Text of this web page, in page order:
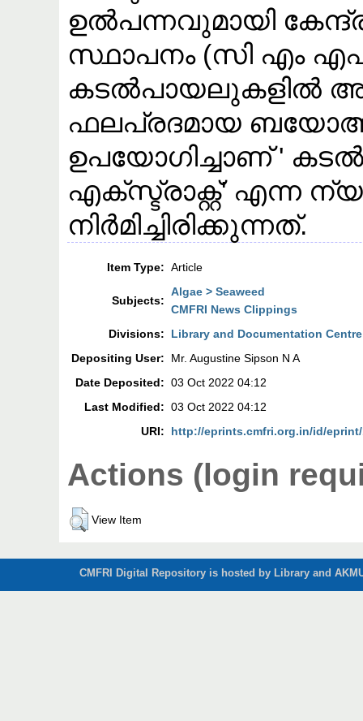
ഉൽപന്നവുമായി
സ്ഥാപനം (സി എം
കടൽപായലുകളിൽ
ഫലപ്രദമായ
ഉപയോഗിച്ചാണ്‌ '
എക്‌സ്ട്രാക്റ്റ്' എന്ന
നിർമിച്ചിരിക്കുന്നത്.
Item Type: Article
Subjects:
Algae > Seaweed
CMFRI News Clippings
Divisions:
Library and Documentation Centre
Depositing User:
Mr. Augustine Sipson N A
Date Deposited: 03 Oct 2022 04:12
Last Modified: 03 Oct 2022 04:12
URI:
http://eprints.cmfri.org.in/id/eprint/
Actions (login
View Item
CMFRI Digital Repository is hosted by Library and